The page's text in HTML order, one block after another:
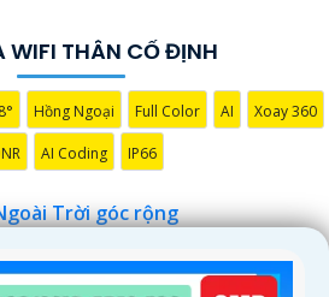
WIFI THÂN CỐ ĐỊNH
Hồng Ngoại Full Color AI Xoay 360
AI Coding IP66
Trời góc rộng